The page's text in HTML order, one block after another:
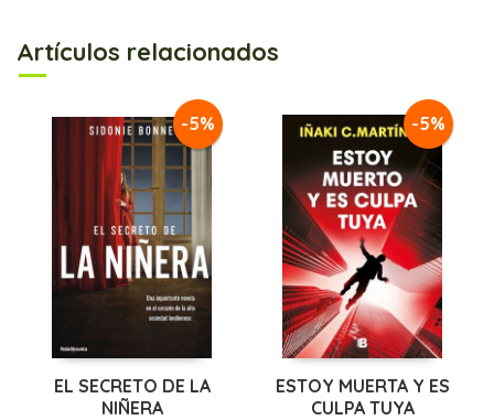
Artículos relacionados
-5%
EL SECRETO DE LA
NIÑERA
-5%
ESTOY MUERTA Y ES
CULPA TUYA